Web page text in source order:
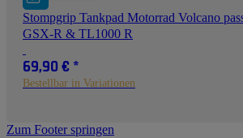
Stompgrip Tankpad Motorrad Volcano
GSX-R & TL1000 R
69,90 € *
Bestellbar in Variationen
Zum Footer springen